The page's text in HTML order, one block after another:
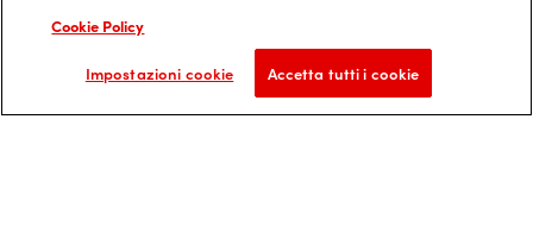
Prodotti per
Protezione e
prevenzione
Contatti
Cookie Policy
Impostazioni cookie Accetta tutti i cookie